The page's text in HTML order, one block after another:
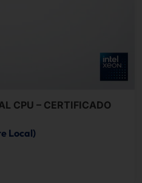
CPU – CERTIFICADO
Local)